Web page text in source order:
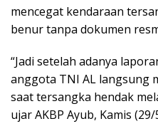
mencegat kendaraan
benur tanpa dokumen
“Jadi setelah adanya
anggota TNI AL langsung
saat tersangka hendak
ujar AKBP Ayub, Kamis (29/